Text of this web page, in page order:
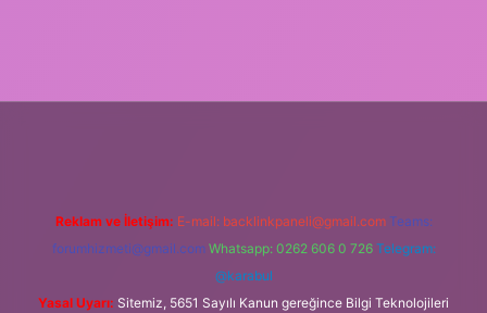
Reklam ve İletişim: E-mail: backlinkpaneli@gmail.com Teams:
forumhizmeti@gmail.com Whatsapp: 0262 606 0 726 Telegram:
@karabul
Yasal Uyarı: Sitemiz, 5651 Sayılı Kanun gereğince Bilgi Teknolojileri